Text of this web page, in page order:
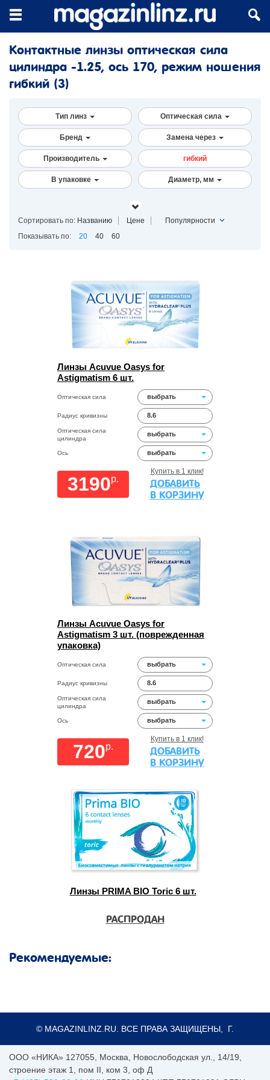
Контактные линзы оптическая сила
цилиндра -1.25, ось 170, режим ношения
гибкий (3)
Тип линз Оптическая сила
Бренд Замена через
Производитель гибкий
В упаковке Диаметр, мм
Сортировать по: Названию Цене
Популярности
Показывать по:
20 40 60
Линзы Acuvue Oasys for
Astigmatism 6 шт.
Оптическая сила выбрать
Радиус кривизны 8.6
Оптическая сила
цилиндра
выбрать
Ось выбрать
3190p.
Купить в 1 клик!
ДОБАВИТЬ
В КОРЗИНУ
Линзы Acuvue Oasys for
Astigmatism 3 шт. (поврежденная
упаковка)
Оптическая сила выбрать
Радиус кривизны 8.6
Оптическая сила
цилиндра
выбрать
Ось выбрать
720p.
Купить в 1 клик!
ДОБАВИТЬ
В КОРЗИНУ
Линзы PRIMA BIO Toric 6 шт.
РАСПРОДАН
Рекомендуемые:
© MAGAZINLINZ.RU. ВСЕ ПРАВА ЗАЩИЩЕНЫ, Г.
ООО «НИКА» 127055 Москва
Новослободская ул., 14/19,
строение этаж 1, пом II, ком 3, оф Д